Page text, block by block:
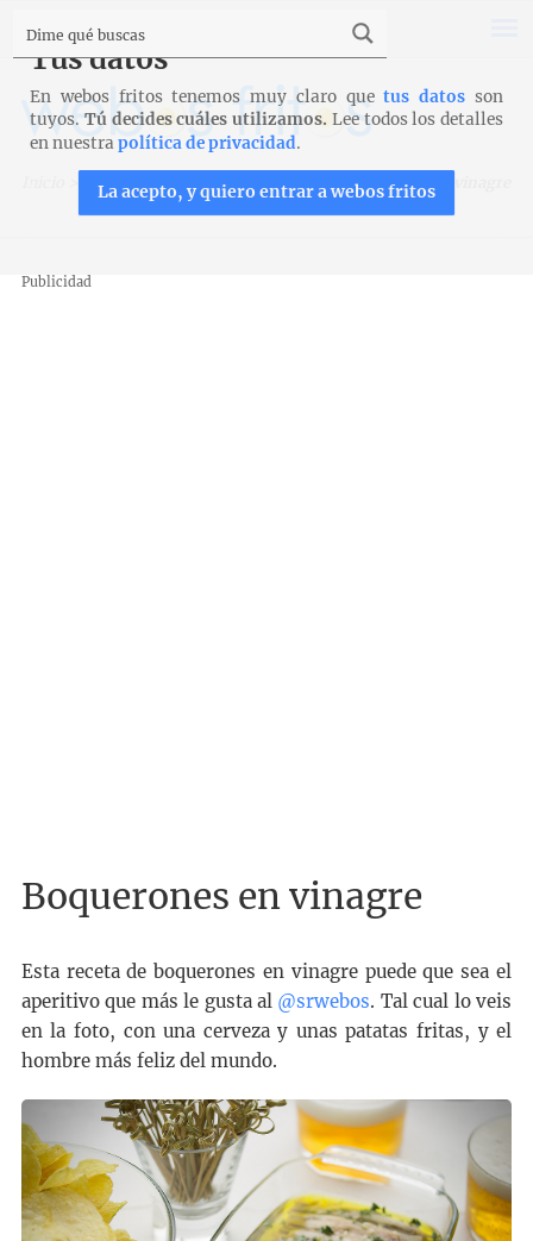
Recetas Entrantes y aperitivos Boquerones en vinagre
Publicidad
Boquerones en vinagre
Esta receta de boquerones en vinagre puede que sea el
aperitivo que más le gusta al @srwebos. Tal cual lo veis
en la foto, con una cerveza y unas patatas fritas, y el
hombre más feliz del mundo.
Tus datos
En webos fritos tenemos muy claro quetus datos son
tuyos. Tú decides cuáles utilizamos. Lee todos los detalles
en nuestrapolítica de privacidad.
La acepto, y quiero entrar a webos fritos